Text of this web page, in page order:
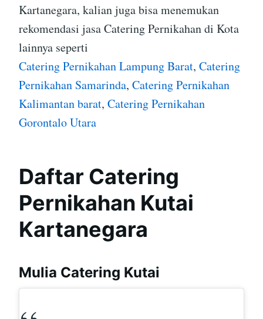
Kartanegara, kalian juga bisa menemukan
rekomendasi jasa Catering Pernikahan di Kota
lainnya seperti
Catering Pernikahan Lampung Barat, Catering
Pernikahan Samarinda, Catering Pernikahan
Kalimantan barat, Catering Pernikahan
Gorontalo Utara
Daftar Catering
Pernikahan Kutai
Kartanegara
Mulia Catering Kutai